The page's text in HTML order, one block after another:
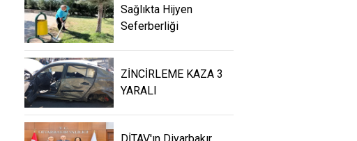
Sağlıkta Hijyen
Seferberliği
ZİNCİRLEME KAZA 3
YARALI